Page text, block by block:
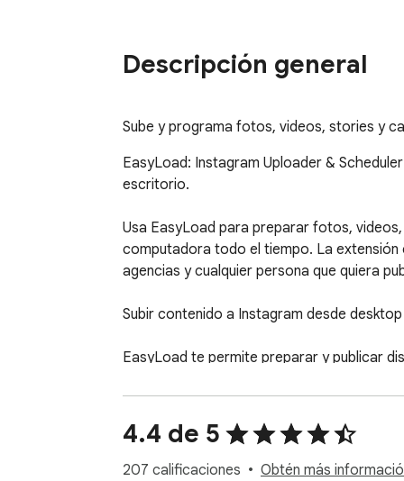
Descripción general
Sube y programa fotos, videos, stories y
EasyLoad: Instagram Uploader &
escritorio.
Usa EasyLoad para preparar fotos,
computadora todo el tiempo. La extensión
agencias y cualquier persona que quiera
Subir contenido a Instagram desde desktop
EasyLoad te permite preparar y publicar
• Subir fotos a Instagram desde la
• Subir videos a Instagram desde desktop
• Crear publicaciones para el feed
• Publicar Instagram Stories
4.4 de 5
207 calificaciones Obtén más